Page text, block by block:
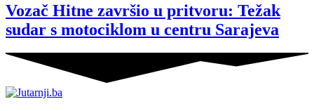
Vozač Hitne završio u pritvoru: Težak
sudar s motociklom u centru Sarajeva